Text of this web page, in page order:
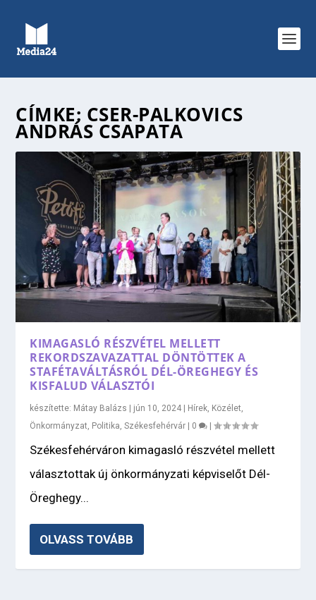
CÍMKE: CSER-PALKOVICS
ANDRÁS CSAPATA
KIMAGASLÓ RÉSZVÉTEL MELLETT
REKORDSZAVAZATTAL DÖNTÖTTEK A
STAFÉTAVÁLTÁSRÓL DÉL-ÖREGHEGY ÉS
KISFALUD VÁLASZTÓI
készítette: Mátay Balázs | jún 10, 2024 | Hírek Közélet
Önkormányzat Politika ,Székesfehérvár | 0 |
Székesfehérváron kimagasló részvétel mellett
választottak új önkormányzati képviselőt Dél-
Öreghegy...
OLVASS TOVÁBB